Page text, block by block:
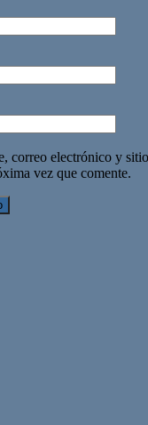
correo electrónico y
vez que comente.